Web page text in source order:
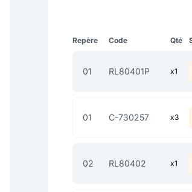
Repère Code Qté
01 RL80401P x1
01 C-730257 x3
02 RL80402 x1